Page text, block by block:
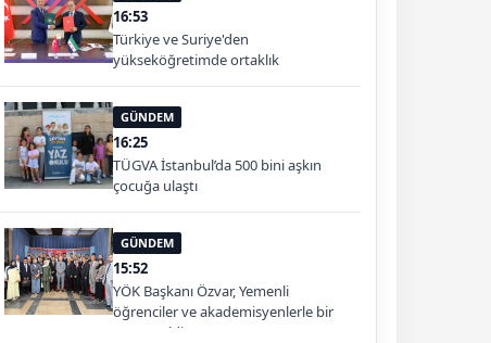
16:53
Türkiye ve Suriye'den
yükseköğretimde ortaklık
GÜNDEM
16:25
TÜGVA İstanbul’da 500 bini aşkın
çocuğa ulaştı
GÜNDEM
15:52
YÖK Başkanı Özvar, Yemenli
öğrenciler ve akademisyenlerle bir
araya geldi